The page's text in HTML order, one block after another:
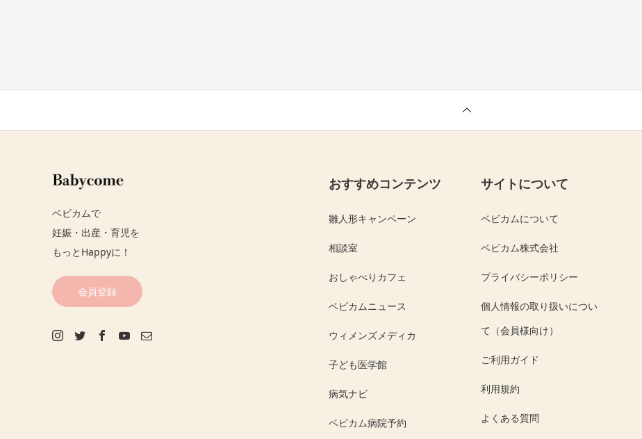
ベビカムで
妊娠・出産・育児を
もっとHappyに！
会員登録
おすすめコンテンツ
雛人形キャンペーン
相談室
おしゃべりカフェ
ベビカムニュース
ウィメンズメディカ
子ども医学館
病気ナビ
ベビカム病院予約
サイトについて
ベビカムについて
ベビカム株式会社
プライバシーポリシー
個人情報の取り扱いについ
て（会員様向け）
ご利用ガイド
利用規約
よくある質問